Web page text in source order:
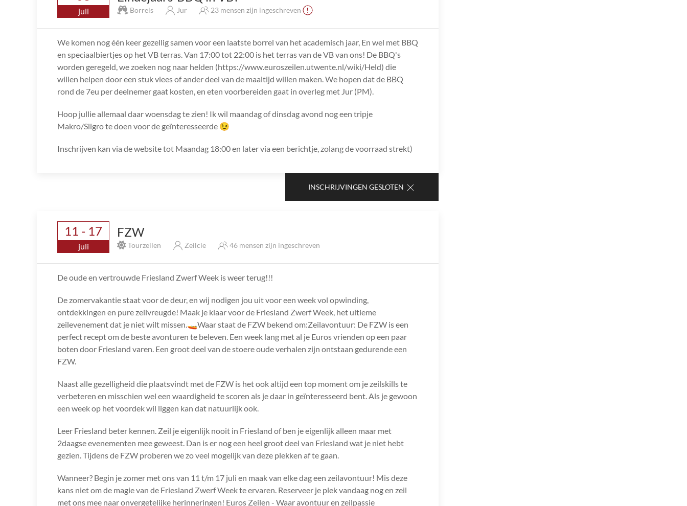
juli Borrels Jur 23 mensen zijn ingeschreven
We komen nog één keer gezellig samen voor een laatste borrel van het academisch jaar, En wel met BBQ
en speciaalbiertjes op het VB terras. Van 17:00 tot 22:00 is het terras van de VB van ons! De BBQ's
worden geregeld, we zoeken nog naar helden (https://www.euroszeilen.utwente.nl/wiki/Held) die
willen helpen door een stuk vlees of ander deel van de maaltijd willen maken. We hopen dat de BBQ
rond de 7eu per deelnemer gaat kosten, en eten voorbereiden gaat in overleg met Jur (PM).
Hoop jullie allemaal daar woensdag te zien! Ik wil maandag of dinsdag avond nog een tripje
Makro/Sligro te doen voor de geïnteresseerde 😉
Inschrijven kan via de website tot Maandag 18:00 en later via een berichtje, zolang de voorraad strekt)
INSCHRIJVINGEN GESLOTEN
11 - 17
juli
FZW
Tourzeilen Zeilcie 46 mensen zijn ingeschreven
De oude en vertrouwde Friesland Zwerf Week is weer terug!!!
De zomervakantie staat voor de deur, en wij nodigen jou uit voor een week vol opwinding,
ontdekkingen en pure zeilvreugde! Maak je klaar voor de Friesland Zwerf Week, het ultieme
zeilevenement dat je niet wilt missen.🚤Waar staat de FZW bekend om:Zeilavontuur: De FZW is een
perfect recept om de beste avonturen te beleven. Een week lang met al je Euros vrienden op een paar
boten door Friesland varen. Een groot deel van de stoere oude verhalen zijn ontstaan gedurende een
FZW.
Naast alle gezelligheid die plaatsvindt met de FZW is het ook altijd een top moment om je zeilskills te
verbeteren en misschien wel een waardigheid te scoren als je daar in geïnteresseerd bent. Als je gewoon
een week op het voordek wil liggen kan dat natuurlijk ook.
Leer Friesland beter kennen. Zeil je eigenlijk nooit in Friesland of ben je eigenlijk alleen maar met
2daagse evenementen mee geweest. Dan is er nog een heel groot deel van Friesland wat je niet hebt
gezien. Tijdens de FZW proberen we zo veel mogelijk van deze plekken af te gaan.
Wanneer? Begin je zomer met ons van 11 t/m 17 juli en maak van elke dag een zeilavontuur! Mis deze
kans niet om de magie van de Friesland Zwerf Week te ervaren. Reserveer je plek vandaag nog en zeil
met ons mee naar onvergetelijke herinneringen! Euros Zeilen - Waar avontuur en zeilpassie